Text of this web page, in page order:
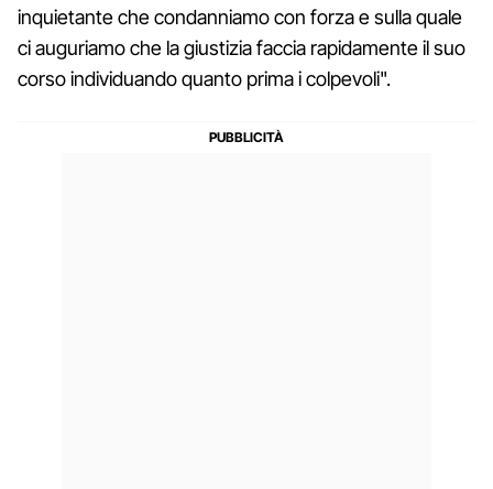
inquietante che condanniamo con forza e sulla quale
ci auguriamo che la giustizia faccia rapidamente il suo
corso individuando quanto prima i colpevoli".